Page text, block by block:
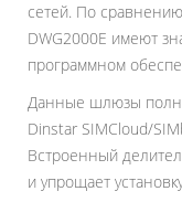
сетей. По
DWG2000E имеют
программном
Данные шлюзы
Dinstar SIMCloud/
Встроенный
и упрощает